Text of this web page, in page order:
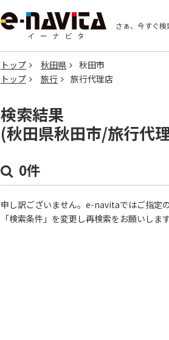
さぁ、今すぐ検
トップ 秋田県
秋田市
トップ
旅行 旅行代理店
検索結果
(秋田県秋田市/旅行代
0件
申し訳ございません。e-navitaではご指定
「検索条件」を変更し再検索をお願いします